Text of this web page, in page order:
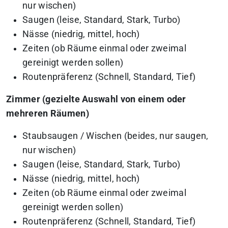
nur wischen)
Saugen (leise, Standard, Stark, Turbo)
Nässe (niedrig, mittel, hoch)
Zeiten (ob Räume einmal oder zweimal
gereinigt werden sollen)
Routenpräferenz (Schnell, Standard, Tief)
Zimmer (gezielte Auswahl von einem oder
mehreren Räumen)
Staubsaugen / Wischen (beides, nur saugen,
nur wischen)
Saugen (leise, Standard, Stark, Turbo)
Nässe (niedrig, mittel, hoch)
Zeiten (ob Räume einmal oder zweimal
gereinigt werden sollen)
Routenpräferenz (Schnell, Standard, Tief)